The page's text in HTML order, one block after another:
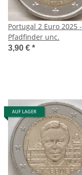
Portugal 2 Euro 2025 -
Pfadfinder unc.
3,90 € *
AUF LAGER